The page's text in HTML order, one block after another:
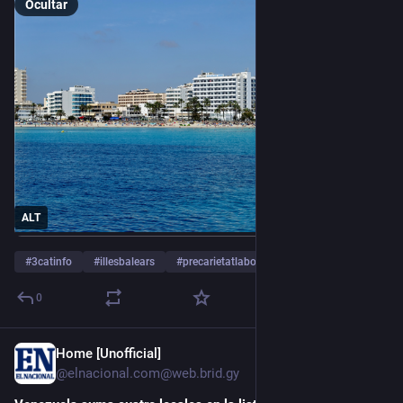
prepara pela primeira vez… antes de repeti-la durante todo o
verão.
Ingredientes
Para 4 pessoas
Forma para torta de 24 cm de diâmetro
Para a massa:
150 g de iogurte grego ou queijo branco ou skyr
Para o recheio:
ALT
Ocultar
#3catinfo #illesbalears #precarietatlaboral
0
Home [Unofficial]
@elnacional.com@web.brid.gy